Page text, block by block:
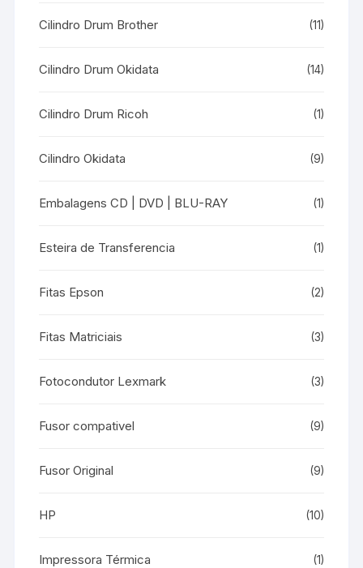
Cilindro Drum Brother (11)
Cilindro Drum Okidata (14)
Cilindro Drum Ricoh (1)
Cilindro Okidata (9)
Embalagens CD | DVD | BLU-RAY (1)
Esteira de Transferencia (1)
Fitas Epson (2)
Fitas Matriciais (3)
Fotocondutor Lexmark (3)
Fusor compativel (9)
Fusor Original (9)
HP (10)
Impressora Térmica (1)